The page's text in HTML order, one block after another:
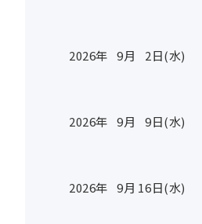
2026年 9月 2日(水)
2026年 9月 9日(水)
2026年 9月 16日(水)